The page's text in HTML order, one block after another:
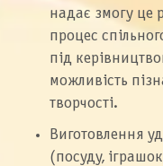
надає змогу це
процес
під
можливість
творчості.
Виготовлення
(посуду,